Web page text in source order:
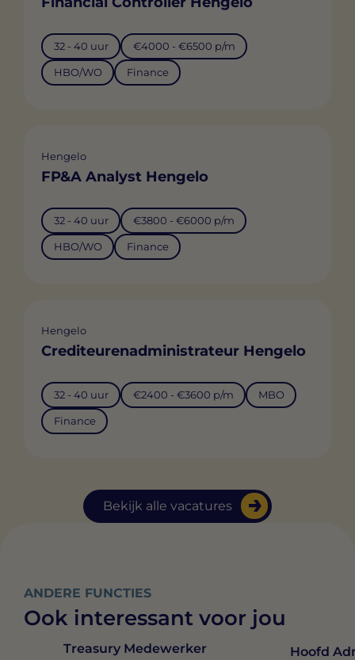
Bekijk alle vacatures
32 - 40 uur €4000 - €6500 p/m
HBO/WO Finance
Hengelo
FP&A Analyst Hengelo
32 - 40 uur €3800 - €6000 p/m
HBO/WO Finance
Hengelo
Crediteurenadministrateur Hengelo
32 - 40 uur €2400 - €3600 p/m MBO
Finance
ANDERE FUNCTIES
Ook interessant voor jou
Treasury Medewerker Hoofd